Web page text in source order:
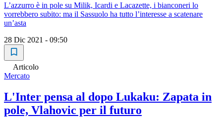
L’azzurro è in pole su Milik, Icardi e Lacazette, i bianconeri lo
vorrebbero subito: ma il Sassuolo ha tutto l’interesse a scatenare
un’asta
28 Dic 2021 - 09:50
Articolo
Mercato
L'Inter pensa al dopo Lukaku: Zapata in
pole, Vlahovic per il futuro